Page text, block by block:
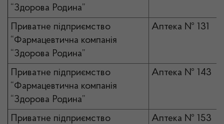
“Здорова Родина”
Приватне підприємство
“Фармацевтична компанія
“Здорова Родина”
Аптека № 131
Приватне підприємство
“Фармацевтична компанія
“Здорова Родина”
Аптека № 143
Приватне підприємство
Аптека № 153